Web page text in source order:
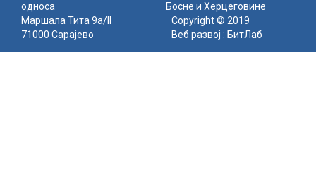
односа
Босне и Херцеговине
Маршала Тита 9а/II
71000 Сарајево
Copyright © 2019
Веб развој : БитЛаб